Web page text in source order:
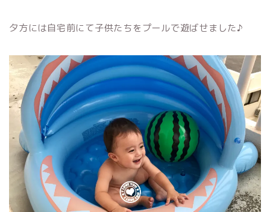
夕方には自宅前にて子供たちをプールで遊ばせました♪